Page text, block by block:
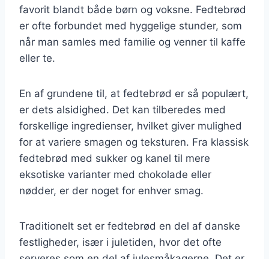
favorit blandt både børn og voksne. Fedtebrød
er ofte forbundet med hyggelige stunder, som
når man samles med familie og venner til kaffe
eller te.
En af grundene til, at fedtebrød er så populært,
er dets alsidighed. Det kan tilberedes med
forskellige ingredienser, hvilket giver mulighed
for at variere smagen og teksturen. Fra klassisk
fedtebrød med sukker og kanel til mere
eksotiske varianter med chokolade eller
nødder, er der noget for enhver smag.
Traditionelt set er fedtebrød en del af danske
festligheder, især i juletiden, hvor det ofte